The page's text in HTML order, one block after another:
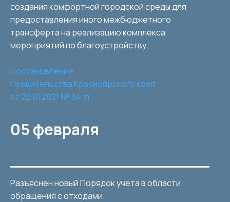
создания комфортной городской среды для
предоставления иного межбюджетного
трансферта на реализацию комплекса
мероприятий по благоустройству.
Постановление
Правительства Красноярского края
от 20.01.2021 № 34-п
05 февраля
Разъяснен новый Порядок учета в области
обращения с отходами.